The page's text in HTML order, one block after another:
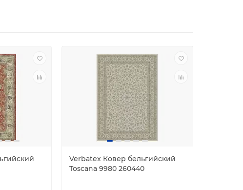
Verbatex Ковер бельгийский
Toscana 9980 260440